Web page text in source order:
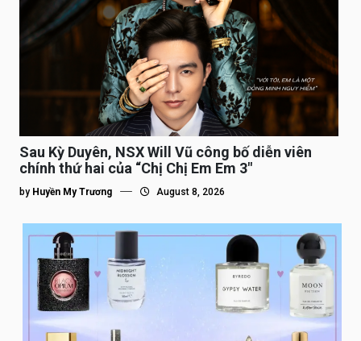
Sau Kỳ Duyên, NSX Will Vũ công bố diễn viên
chính thứ hai của “Chị Chị Em Em 3″
by Huyền My Trương August 8, 2026